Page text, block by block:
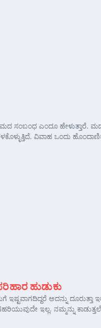
ಸಂಬಂಧ ಎಂದೂ ಹೇಳುತ್ತಾರೆ.
ವಿವಾಹ ಒಂದು
ಹುಡುಕು
ಅದನ್ನು
ಇಲ್ಲ. ನಮ್ಮನ್ನು